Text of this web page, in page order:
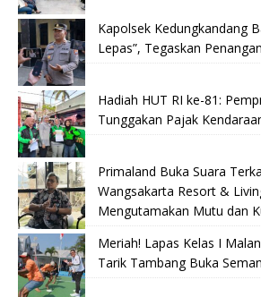
Kapolsek Kedungkandang
Lepas”, Tegaskan
Hadiah HUT RI ke-81:
Tunggakan Pajak
Primaland Buka Suara
Wangsakarta Resort &
Mengutamakan Mutu dan
Meriah! Lapas Kelas I
Tarik Tambang Buka